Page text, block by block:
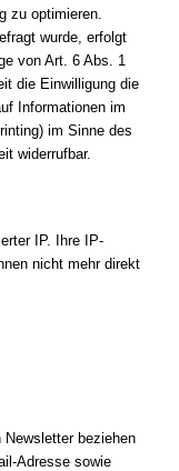
zu optimieren.
wurde, erfolgt
von Art. 6 Abs. 1
die Einwilligung die
Informationen im
im Sinne des
widerrufbar.
IP. Ihre IP-
nicht mehr direkt
beziehen
Adresse sowie